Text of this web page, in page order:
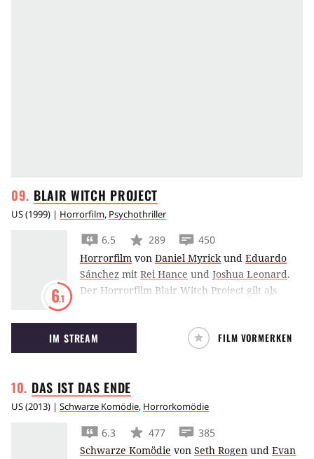
BLAIR WITCH PROJECT
US(1999) | Horrorfilm, Psychothriller
6.1
6.5 289
450
Horrorfilm von Daniel Myrickund Eduardo
Sánchez mit Rei Hance und Joshua Leonard.
Der Horrorfilm Blair Witch Project gilt als
bei seinem Erscheinen eine regelrechte
Hysterie aus.
IM STREAM FILM VORMERKEN
DAS IST DAS ENDE
US(2013) | Schwarze Komödie, Horrorkomödie
6.3 477
385
Schwarze Komödie von Seth Rogen und Evan